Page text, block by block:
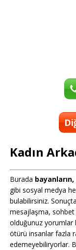
Kadın
Burada
gibi sosyal medya
bulabilirsiniz.
mesajlaşma, sohbet
olduğunuz yorumlar
ötürü insanlar fazla
edemeyebiliryorlar.